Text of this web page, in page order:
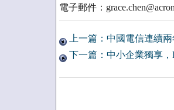
電子郵件：
上一篇：中國電信連續兩
下一篇：中小企業獨享，